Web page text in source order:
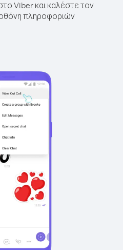
Viber και καλέστε τον
πληροφοριών